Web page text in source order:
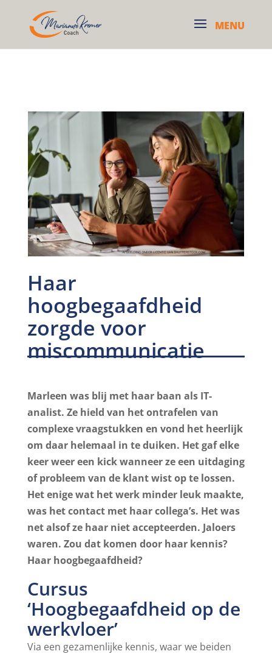
Haar
hoogbegaafdheid
zorgde voor
miscommunicatie
Marleen was blij met haar baan als IT-
analist. Ze hield van het ontrafelen van
complexe vraagstukken en vond het heerlijk
om daar helemaal in te duiken. Het gaf elke
keer weer een kick wanneer ze een uitdaging
of probleem van de klant wist op te lossen.
Het enige wat het werk minder leuk maakte,
was het contact met haar collega’s. Het was
net alsof ze haar niet accepteerden. Jaloers
waren. Zou dat komen door haar kennis?
Haar hoogbegaafdheid?
Cursus
‘Hoogbegaafdheid op de
werkvloer’
Via een gezamenlijke kennis, waar we beiden